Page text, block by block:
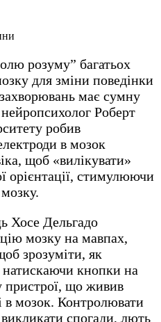
розуму” багатьох
для зміни поведінки
має сумну
Роберт
робив
в мозок
щоб «вилікувати»
орієнтації, стимулюючи
Хосе Дельгадо
мозку на мавпах,
зрозуміти, як
натискаючи кнопки на
пристрої, що живив
в мозок. Контролювати
спогади, лють